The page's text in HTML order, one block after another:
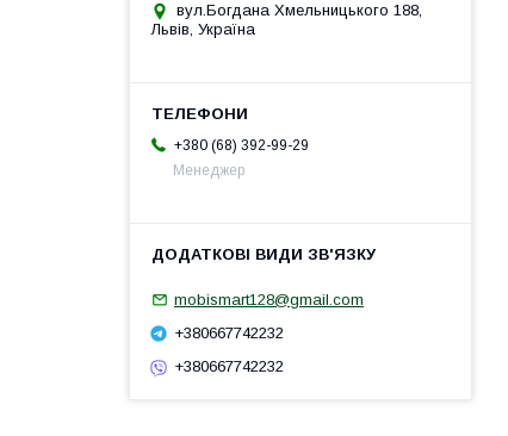
вул.Богдана Хмельницького 188,
Львів, Україна
+380 (68) 392-99-29
Менеджер
mobismart128@gmail.com
+380667742232
+380667742232